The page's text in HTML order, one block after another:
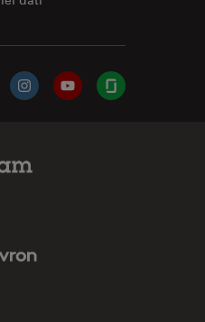
InstagramYouTubeGlassdoor